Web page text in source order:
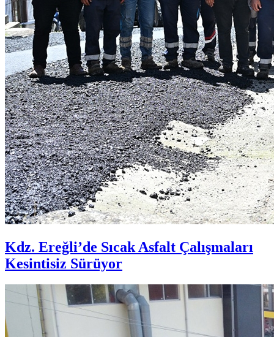
Kdz. Ereğli’de Sıcak Asfalt Çalışmaları
Kesintisiz Sürüyor